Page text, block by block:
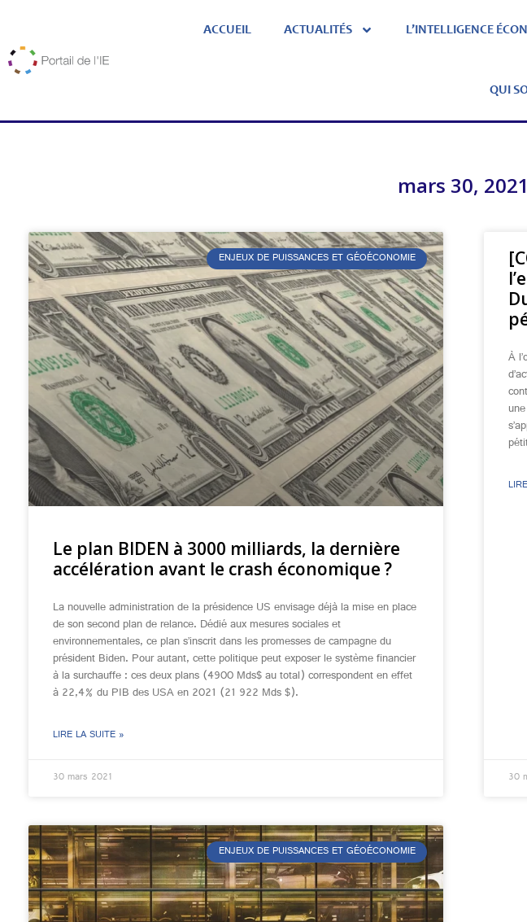
ACCUEIL ACTUALITÉS L’INTELLIGENCE
QUI
mars 30, 2021
ENJEUX DE PUISSANCES ET GÉOÉCONOMIE
Le plan BIDEN à 3000 milliards, la dernière
accélération avant le crash économique ?
La nouvelle administration de la présidence US envisage déjà la mise en place
de son second plan de relance. Dédié aux mesures sociales et
environnementales, ce plan s’inscrit dans les promesses de campagne du
président Biden. Pour autant, cette politique peut exposer le système financier
à la surchauffe : ces deux plans (4900 Mds$ au total) correspondent en effet
à 22,4% du PIB des USA en 2021 (21 922 Mds $).
LIRE LA SUITE »
30 mars 2021
À
30
ENJEUX DE PUISSANCES ET GÉOÉCONOMIE